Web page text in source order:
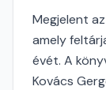
Megjelent
amely
évét. A
Kovács